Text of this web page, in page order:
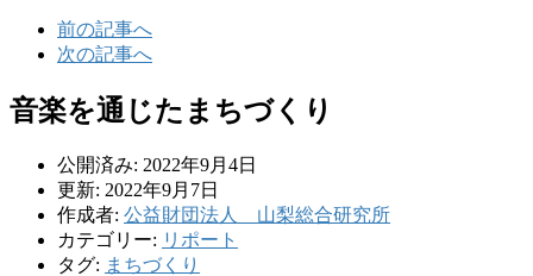
前の記事へ
次の記事へ
音楽を通じたまちづくり
公開済み: 2022年9月4日
更新: 2022年9月7日
作成者: 公益財団法人 山梨総合研究所
カテゴリー: リポート
タグ: まちづくり